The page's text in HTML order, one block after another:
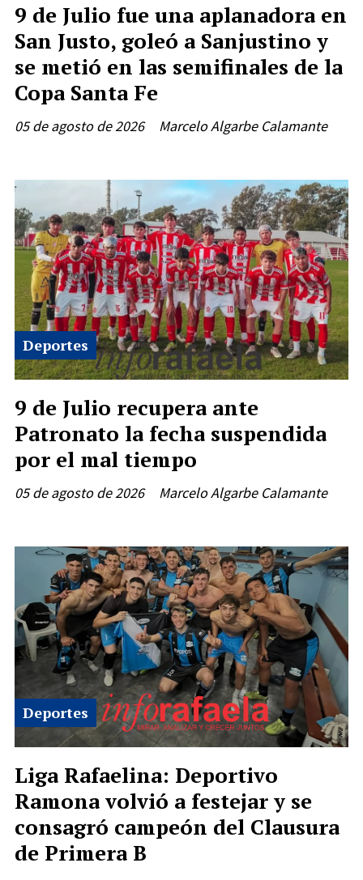
9 de Julio fue una aplanadora en
San Justo, goleó a Sanjustino y
se metió en las semifinales de la
Copa Santa Fe
Marcelo Algarbe Calamante
05 de agosto de 2026
9 de Julio recupera ante
Patronato la fecha suspendida
por el mal tiempo
Marcelo Algarbe Calamante
Deportes
05 de agosto de 2026
Liga Rafaelina: Deportivo
Ramona volvió a festejar y se
consagró campeón del Clausura
de Primera B
Deportes